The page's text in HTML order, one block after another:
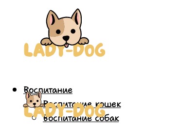
Воспитание
Воспитание кошек
Воспитание собак